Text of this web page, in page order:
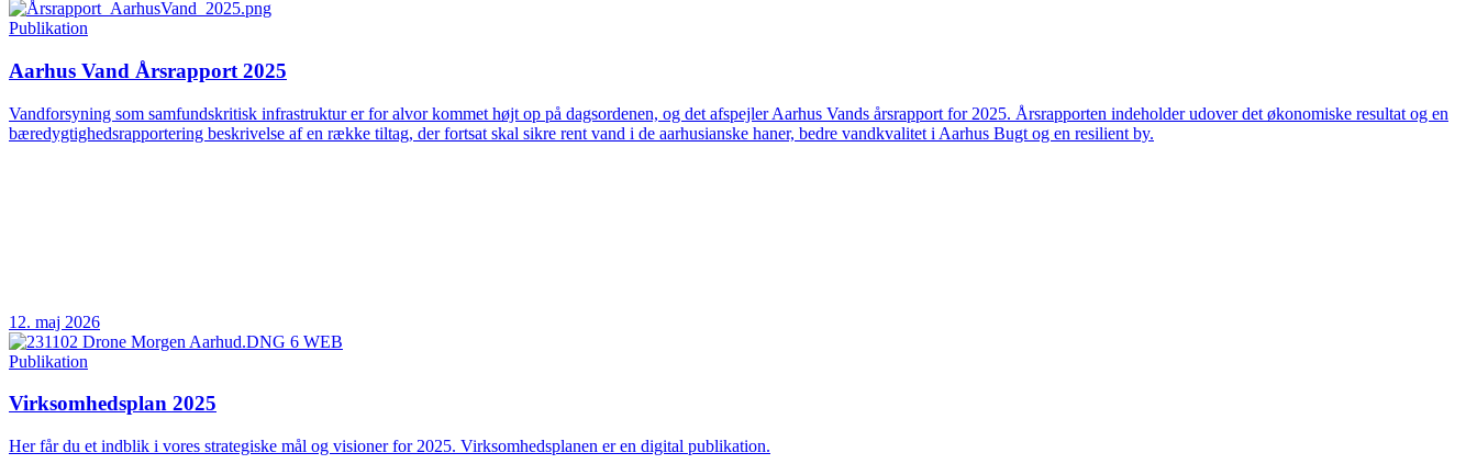
Publikation
Aarhus Vand Årsrapport 2025
Vandforsyning som samfundskritisk infrastruktur er for alvor kommet højt op på dagsordenen, og det afspejler Aarhus Vands årsrapport for 2025. Årsrapporten indeholder udover det økonomiske resultat og en
bæredygtighedsrapportering beskrivelse af en række tiltag, der fortsat skal sikre rent vand i de aarhusianske haner, bedre vandkvalitet i Aarhus Bugt og en resilient by.
12. maj 2026
Publikation
Virksomhedsplan 2025
Her får du et indblik i vores strategiske mål og visioner for 2025. Virksomhedsplanen er en digital publikation.